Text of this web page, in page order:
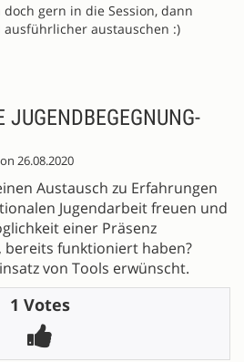
doch gern in die Session, dann
austauschen :)
JUGENDBEGEGNUNG-
on 26.08.2020
Austausch zu Erfahrungen
Jugendarbeit freuen und
einer Präsenz
funktioniert haben?
von Tools erwünscht.
1 Votes